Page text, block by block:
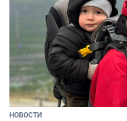
НОВОСТИ